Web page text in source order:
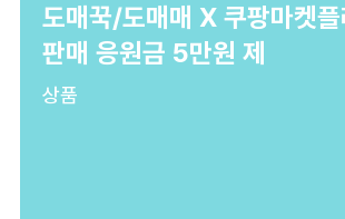
도매꾹/도매매 X 쿠팡마켓
판매 응원금 5만원 제
상품